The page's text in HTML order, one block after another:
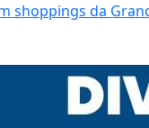
shoppings da